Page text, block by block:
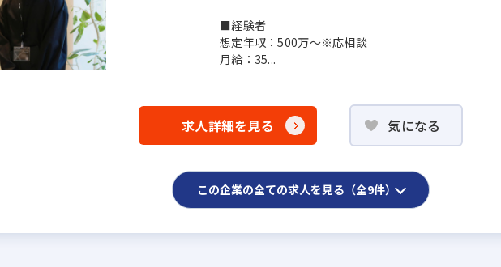
■経験者
想定年収：500万～※応相談
月給：35...
求人詳細を見る 気になる
この企業の全ての求人を見る（全9件）